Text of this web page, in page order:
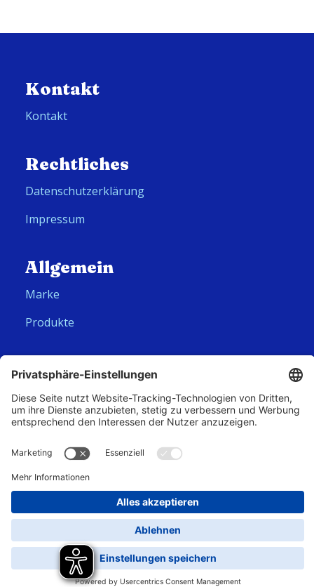
Kontakt
Kontakt
Rechtliches
Datenschutzerklärung
Impressum
Allgemein
Marke
Produkte
Folge uns
Hero Global
Copyright © Corny 2026